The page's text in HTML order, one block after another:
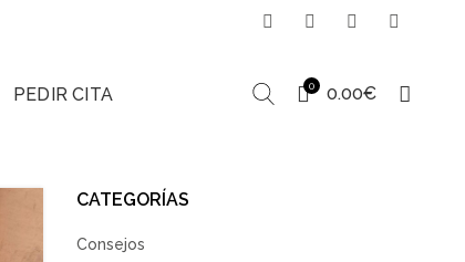
PEDIR CITA 0 0.00€
CATEGORÍAS
Consejos